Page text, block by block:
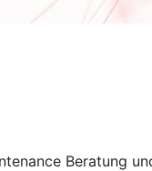
Beratung